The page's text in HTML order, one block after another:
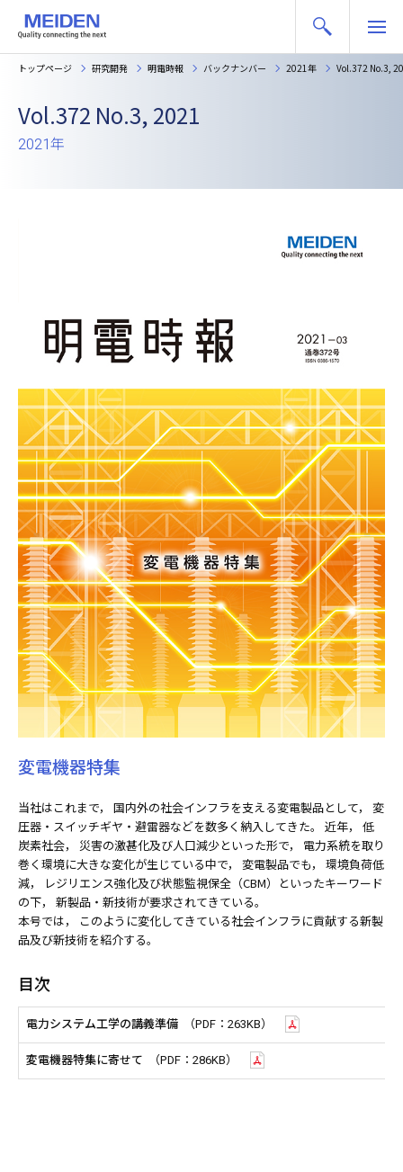
トップページ 研究開発 明電時報 バックナンバー 2021年 Vol.372 No.3,
Vol.372 No.3, 2021
2021年
変電機器特集
当社はこれまで， 国内外の社会インフラを支える変電製品として， 変
圧器・スイッチギヤ・避雷器などを数多く納入してきた。 近年， 低
炭素社会， 災害の激甚化及び人口減少といった形で， 電力系統を取り
巻く環境に大きな変化が生じている中で， 変電製品でも， 環境負荷低
減， レジリエンス強化及び状態監視保全（CBM）といったキーワード
の下， 新製品・新技術が要求されてきている。
本号では， このように変化してきている社会インフラに貢献する新製
品及び新技術を紹介する。
目次
電力システム工学の講義準備 （PDF：263KB）
変電機器特集に寄せて （PDF：286KB）